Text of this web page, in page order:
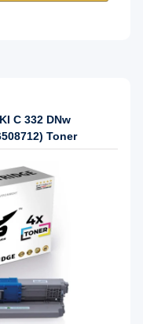
C 332 DNw
Toner